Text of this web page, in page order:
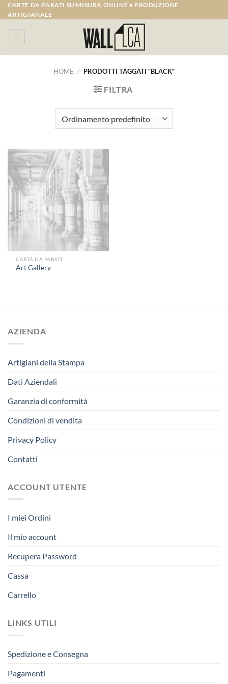
Salta
ai
contenuti
CARTE DA PARATI SU MISURA ONLINE • PRODUZIONE
ARTIGIANALE
HOME / PRODOTTI TAGGATI “BLACK”
FILTRA
CARTA DA PARATI
Art Gallery
AZIENDA
Artigiani della Stampa
Dati Aziendali
Garanzia di conformità
Condizioni di vendita
Privacy Policy
Contatti
ACCOUNT UTENTE
I miei Ordini
Il mio account
Recupera Password
Cassa
Carrello
LINKS UTILI
Spedizione e Consegna
Pagamenti